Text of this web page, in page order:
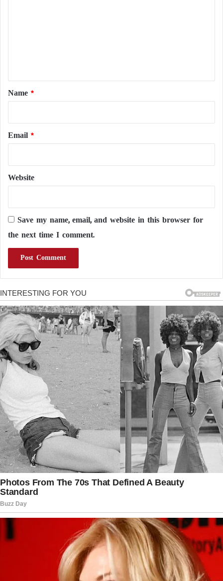
*
Name *
Email *
Website
Save my name, email, and website in this browser for
the next time I comment.